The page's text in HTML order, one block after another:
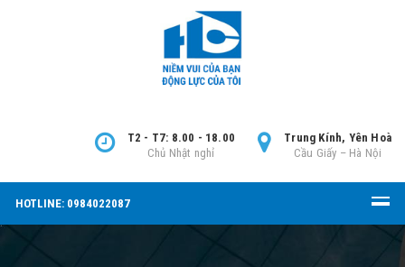
Trung Kính, Yên Hoà
Cầu Giấy – Hà Nội
T2 - T7: 8.00 - 18.00
Chủ Nhật nghỉ
HOTLINE: 0984022087